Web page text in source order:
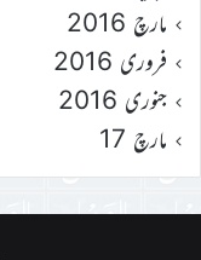
مارچ 2016
فروری 2016
جنوری 2016
مارچ 17